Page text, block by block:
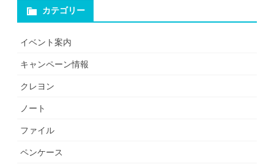
カテゴリー
イベント案内
キャンペーン情報
クレヨン
ノート
ファイル
ペンケース